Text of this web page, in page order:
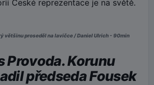
České reprezentace je na světě.
většinu proseděl na lavičce / Daniel Ulrich - 90min
Provoda. Korunu
předseda Fousek